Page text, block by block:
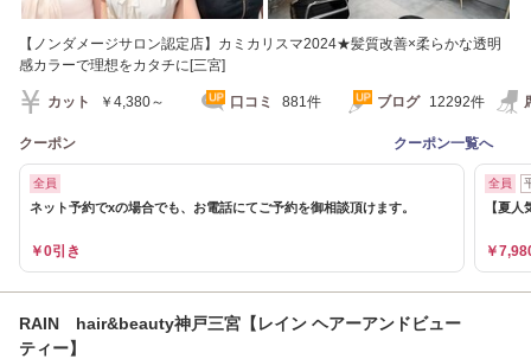
【ノンダメージサロン認定店】カミカリスマ2024★髪質改善×柔らかな透明
感カラーで理想をカタチに[三宮]
カット ￥4,380～ 口コミ 881件 ブログ 12292件
クーポン クーポン一覧へ
全員
ネット予約でxの場合でも、お電話にてご予約を御相談頂けます。
￥0引き
全員
【夏
￥
RAIN hair&beauty神戸三宮【レイン ヘアーアンドビュー
ティー】